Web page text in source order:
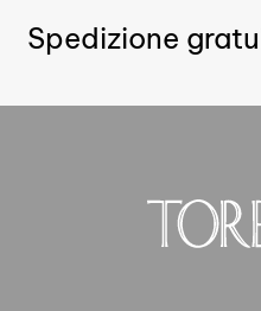
Spedizione